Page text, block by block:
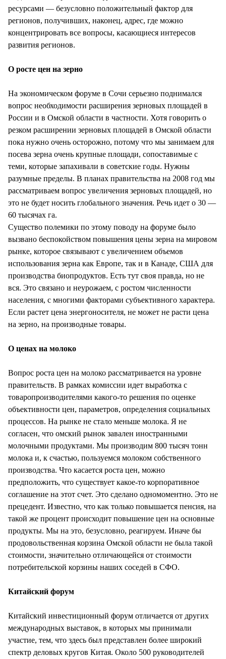
ресурсами — безусловно положительный фактор для
регионов, получивших, наконец, адрес, где можно
концентрировать все вопросы, касающиеся интересов
развития регионов.
О росте цен на зерно
На экономическом форуме в Сочи серьезно поднимался
вопрос необходимости расширения зерновых площадей в
России и в Омской области в частности. Хотя говорить о
резком расширении зерновых площадей в Омской области
пока нужно очень осторожно, потому что мы занимаем для
посева зерна очень крупные площади, сопоставимые с
теми, которые запахивали в советские годы. Нужны
разумные пределы. В планах правительства на 2008 год мы
рассматриваем вопрос увеличения зерновых площадей, но
это не будет носить глобального значения. Речь идет о 30 —
60 тысячах га.
Существо полемики по этому поводу на форуме было
вызвано беспокойством повышения цены зерна на мировом
рынке, которое связывают с увеличением объемов
использования зерна как Европе, так и в Канаде, США для
производства биопродуктов. Есть тут своя правда, но не
вся. Это связано и неурожаем, с ростом численности
населения, с многими факторами субъективного характера.
Если растет цена энергоносителя, не может не расти цена
на зерно, на производные товары.
О ценах на молоко
Вопрос роста цен на молоко рассматривается на уровне
правительств. В рамках комиссии идет выработка с
товаропроизводителями какого-то решения по оценке
объективности цен, параметров, определения социальных
процессов. На рынке не стало меньше молока. Я не
согласен, что омский рынок завален иностранными
молочными продуктами. Мы производим 800 тысяч тонн
молока и, к счастью, пользуемся молоком собственного
производства. Что касается роста цен, можно
предположить, что существует какое-то корпоративное
соглашение на этот счет. Это сделано одномоментно. Это не
прецедент. Известно, что как только повышается пенсия, на
такой же процент происходит повышение цен на основные
продукты. Мы на это, безусловно, реагируем. Иначе бы
продовольственная корзина Омской области не была такой
стоимости, значительно отличающейся от стоимости
потребительской корзины наших соседей в СФО.
Китайский форум
Китайский инвестиционный форум отличается от других
международных выставок, в которых мы принимали
участие, тем, что здесь был представлен более широкий
спектр деловых кругов Китая. Около 500 руководителей